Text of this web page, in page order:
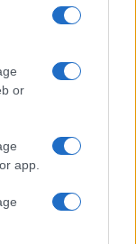
or
app.
Gallura per
tra Olbia e